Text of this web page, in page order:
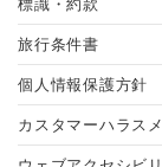
標識・約款
旅行条件書
個人情報保護方針
カスタマーハラス